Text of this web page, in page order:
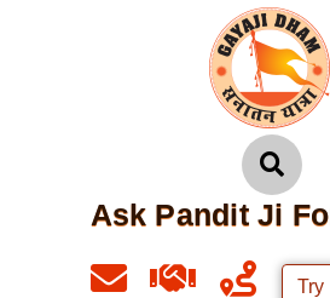
Ask Pandit Ji
Try